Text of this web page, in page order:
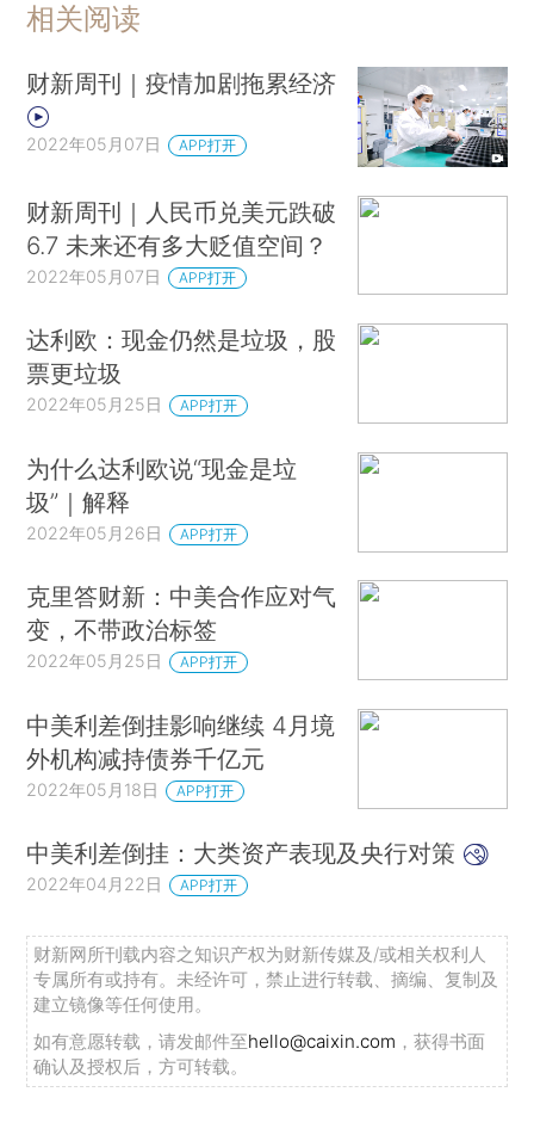
相关阅读
财新周刊｜疫情加剧拖累经济
2022年05月07日 APP打开
财新周刊｜人民币兑美元跌破
6.7 未来还有多大贬值空间？
2022年05月07日 APP打开
达利欧：现金仍然是垃圾，股
票更垃圾
2022年05月25日 APP打开
为什么达利欧说“现金是垃
圾”｜解释
2022年05月26日 APP打开
克里答财新：中美合作应对气
变，不带政治标签
2022年05月25日 APP打开
中美利差倒挂影响继续 4月境
外机构减持债券千亿元
2022年05月18日 APP打开
中美利差倒挂：大类资产表现及央行对策
2022年04月22日 APP打开
财新网所刊载内容之知识产权为财新传媒及/或相关权利人
专属所有或持有。未经许可，禁止进行转载、摘编、复制及
建立镜像等任何使用。
如有意愿转载，请发邮件至hello@caixin.com ，获得书面
确认及授权后，方可转载。